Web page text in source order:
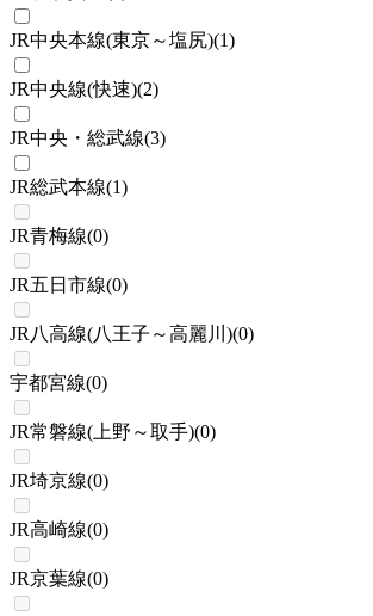
JR中央本線(東京～塩尻)(1)
JR中央線(快速)(2)
JR中央・総武線(3)
JR総武本線(1)
JR青梅線(0)
JR五日市線(0)
JR八高線(八王子～高麗川)(0)
宇都宮線(0)
JR常磐線(上野～取手)(0)
JR埼京線(0)
JR高崎線(0)
JR京葉線(0)